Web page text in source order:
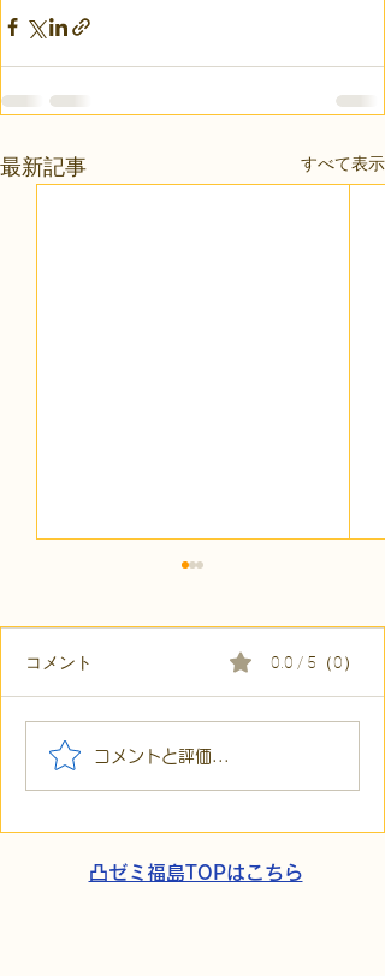
最新記事 すべて表示
【代表ブログ】「目の前
の小石」と自立への伴
コメント 0.0 / 5（0）
コメントと評価...
凸ゼミ福島TOPはこちら